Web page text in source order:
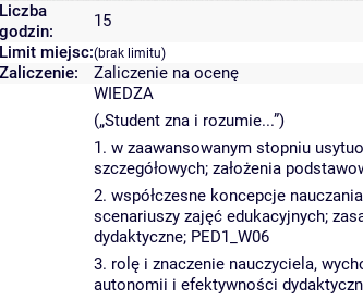
Liczba
godzin:
15
Limit miejsc:(brak limitu)
Zaliczenie: Zaliczenie na ocenę
WIEDZA
(„Student zna i rozumie...”)
1. w zaawansowanym stopniu
szczegółowych; założenia
2. współczesne koncepcje
scenariuszy zajęć edukacyjnych;
dydaktyczne; PED1_W06
3. rolę i znaczenie nauczyciela,
autonomii i efektywności